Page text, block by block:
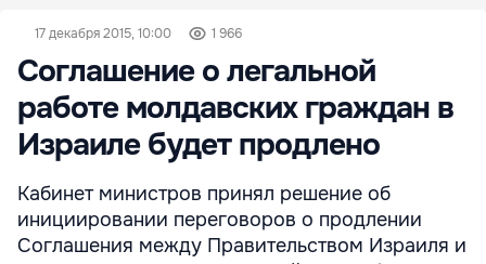
17 декабря 2015, 10:00 1 966
Соглашение о легальной
работе молдавских граждан в
Израиле будет продлено
Кабинет министров принял решение об
инициировании переговоров о продлении
Соглашения между Правительством Израиля и